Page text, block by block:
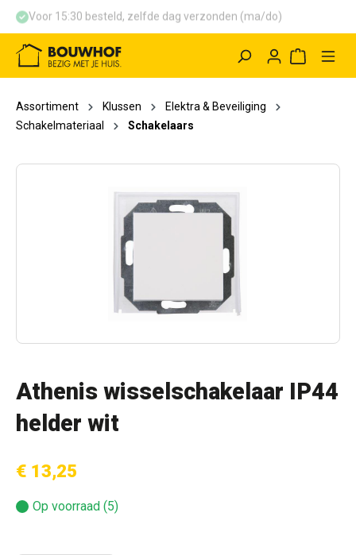
Voor 15:30 besteld, zelfde dag verzonden (ma/do)
Assortiment Klussen
Elektra & Beveiliging
Schakelmateriaal
Schakelaars
Athenis wisselschakelaar IP44
helder wit
€ 13,25
Op voorraad (5)